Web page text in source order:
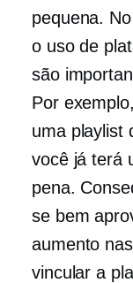
pequena.
o uso de
são
Por
uma playlist
você já terá
pena.
se bem
aumento
vincular a